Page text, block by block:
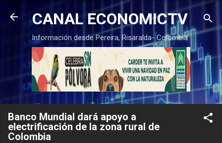
Ir al contenido principal
CANAL ECONOMICTV
Información desde Pereira, Risaralda- Colombia
Banco Mundial dará apoyo a
electrificación de la zona rural de
Colombia